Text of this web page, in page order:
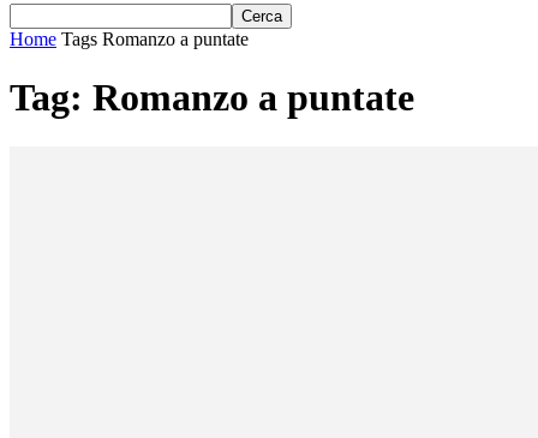
Home Tags Romanzo a puntate
Tag: Romanzo a puntate